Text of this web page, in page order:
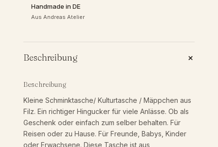
a
c
e
u
s
F
i
Handmade in DE
Aus Andreas Atelier
Beschreibung +
Beschreibung
Kleine Schminktasche/ Kulturtasche / Mäppchen aus
Filz. Ein richtiger Hingucker für viele Anlässe. Ob als
Geschenk oder einfach zum selber behalten. Für
Reisen oder zu Hause. Für Freunde, Babys, Kinder
oder Erwachsene. Diese Tasche ist aus